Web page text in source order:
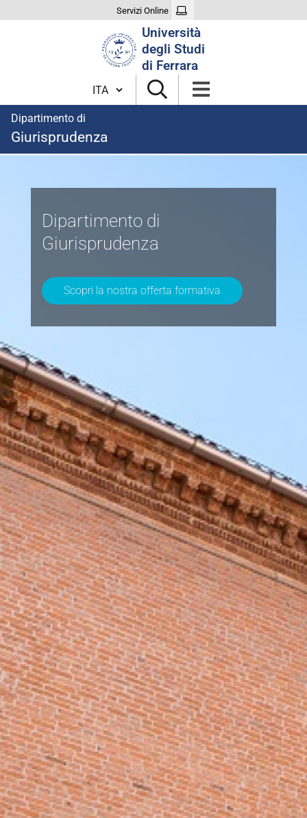
Servizi Online
Università
degli Studi
di Ferrara
Cambia lingua
Dipartimento di
Giurisprudenza
Dipartimento di
Giurisprudenza
Scopri la nostra offerta formativa